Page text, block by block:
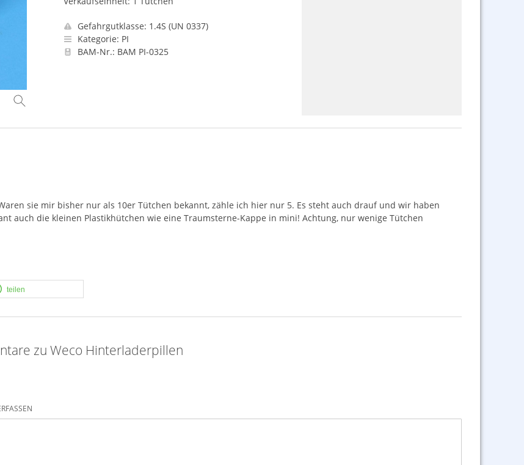
Gefahrgutklasse: 1.4S (UN 0337)
Kategorie: PI
BAM-Nr.: BAM PI-0325
sie mir bisher nur als 10er Tütchen bekannt, zähle ich hier nur 5. Es steht auch drauf und wir haben
auch die kleinen Plastikhütchen wie eine Traumsterne-Kappe in mini! Achtung, nur wenige Tütchen
teilen
zu Weco Hinterladerpillen